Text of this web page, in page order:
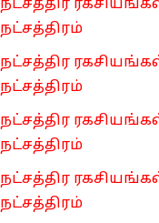
நட்சத்திர
நட்சத்திரம்
நட்சத்திர
நட்சத்திரம்
நட்சத்திர
நட்சத்திரம்
நட்சத்திர
நட்சத்திரம்